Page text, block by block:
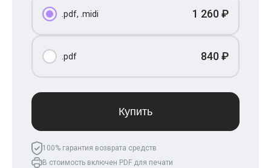
Тима Белорусских
BEARWOLF
Олег Газманов
Юрий Шатунов
МакSим
Владимир Пресняков
Мари Краймбрери
Лариса Долина
Саундтреки
.pdf, .midi 1 260 ₽
.pdf 840 ₽
Купить
100% гарантия возврата средств
В стоимость включен PDF для печати